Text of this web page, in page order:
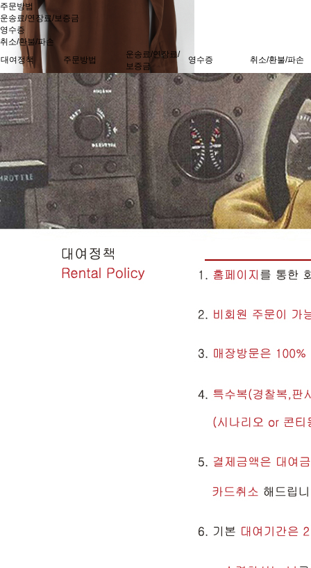
주문방법
운송료/연장료/보증금
영수증
취소/환불/파손
대여정책
주문방법
운송료/연장료/
보증금
영수증 취소/환불/파손